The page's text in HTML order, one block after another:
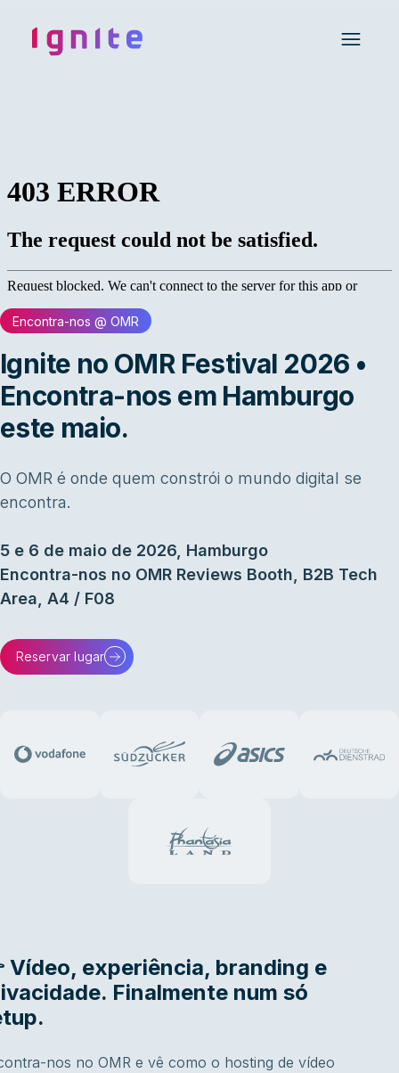
Ignite • Video Experience Cloud
Open
Encontra-nos @ OMR
Ignite no OMR Festival 2026 •
Encontra-nos em Hamburgo
este maio.
O OMR é onde quem constrói o mundo digital se
encontra.
5 e 6 de maio de 2026, Hamburgo
Encontra-nos no OMR Reviews Booth, B2B Tech
Area, A4 / F08
Reservar lugar
Vídeo, experiência, branding e
Finalmente num só
nos no OMR e vê como o hosting de vídeo